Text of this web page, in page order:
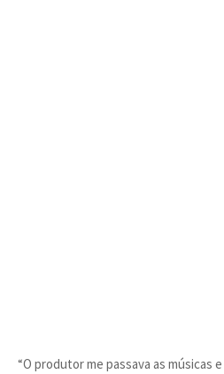
“O produtor me passava as músicas